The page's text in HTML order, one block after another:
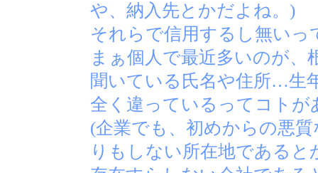
や、納入先とかだよね。)
それらで信用するし無いっ
まぁ個人で最近多いのが、
聞いている氏名や住所…生
全く違っているってコトが
(企業でも、初めからの悪
りもしない所在地である